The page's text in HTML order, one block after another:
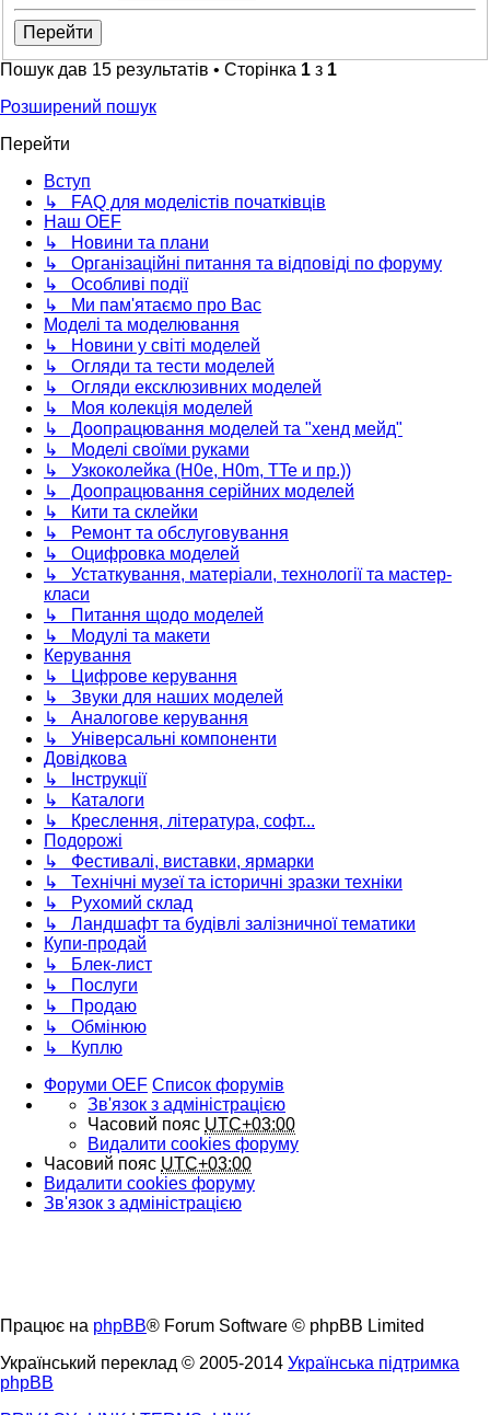
Пошук дав 15 результатів • Сторінка 1 з 1
Розширений пошук
Перейти
Вступ
↳ FAQ для моделістів початківців
Наш OEF
↳ Новини та плани
↳ Організаційні питання та відповіді по форуму
↳ Особливі події
↳ Ми пам'ятаємо про Вас
Моделі та моделювання
↳ Новини у світі моделей
↳ Огляди та тести моделей
↳ Огляди ексклюзивних моделей
↳ Моя колекція моделей
↳ Доопрацювання моделей та "хенд мейд"
↳ Моделі своїми руками
↳ Узкоколейка (H0e, H0m, TTe и пр.))
↳ Доопрацювання серійних моделей
↳ Кити та склейки
↳ Ремонт та обслуговування
↳ Оцифровка моделей
↳ Устаткування, матеріали, технології та мастер-
класи
↳ Питання щодо моделей
↳ Модулі та макети
Керування
↳ Цифрове керування
↳ Звуки для наших моделей
↳ Аналогове керування
↳ Універсальні компоненти
Довідкова
↳ Інструкції
↳ Каталоги
↳ Креслення, література, софт...
Подорожі
↳ Фестивалі, виставки, ярмарки
↳ Технічні музеї та історичні зразки техніки
↳ Рухомий склад
↳ Ландшафт та будівлі залізничної тематики
Купи-продай
↳ Блек-лист
↳ Послуги
↳ Продаю
↳ Обмінюю
↳ Куплю
Форуми OEF Список форумів
Зв'язок з адміністрацією
Часовий пояс UTC+03:00
Видалити cookies форуму
Часовий пояс UTC+03:00
Видалити cookies форуму
Зв'язок з адміністрацією
Працює на phpBB® Forum Software © phpBB Limited
Український переклад © 2005-2014 Українська підтримка
phpBB